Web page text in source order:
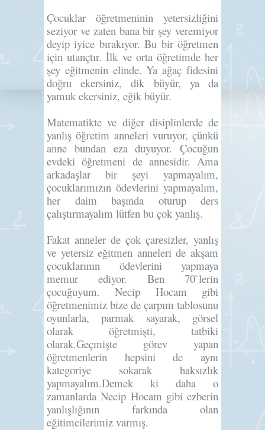
Çocuklar öğretmeninin yetersizliğini
seziyor ve zaten bana bir şey veremiyor
deyip iyice bırakıyor. Bu bir öğretmen
için utançtır. İlk ve orta öğretimde her
şey eğitmenin elinde. Ya ağaç fidesini
doğru ekersiniz, dik büyür, ya da
yamuk ekersiniz, eğik büyür.
Matematikte ve diğer disiplinlerde de
yanlış öğretim anneleri vuruyor, çünkü
anne bundan eza duyuyor. Çocuğun
evdeki öğretmeni de annesidir. Ama
arkadaşlar bir şeyi yapmayalım,
çocuklarımızın ödevlerini yapmayalım,
her daim başında oturup ders
çalıştırmayalım lütfen bu çok yanlış.
Fakat anneler de çok çaresizler, yanlış
ve yetersiz eğitmen anneleri de akşam
çocuklarının ödevlerini yapmaya
memur ediyor. Ben 70`lerin
çocuğuyum. Necip Hocam gibi
öğretmenimiz bize de çarpım tablosunu
oyunlarla, parmak sayarak, görsel
olarak öğretmişti, tatbiki
olarak.Geçmişte görev yapan
öğretmenlerin hepsini de aynı
kategoriye sokarak haksızlık
yapmayalım.Demek ki daha o
zamanlarda Necip Hocam gibi ezberin
yanlışlığının farkında olan
eğitimcilerimiz varmış.